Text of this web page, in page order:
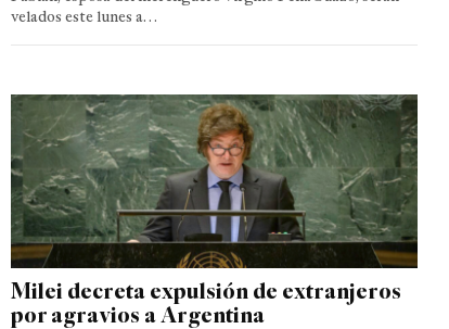
velados este lunes a…
Milei decreta expulsión de extranjeros
por agravios a Argentina